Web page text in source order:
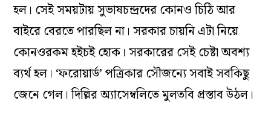
হল। সেই সময়টায় সুভাষচন্দ্রদের কোনও চিঠি আর
বাইরে বেরতে পারছিল না। সরকার চায়নি এটা নিয়ে
কোনওরকম হইচই হোক। সরকারের সেই চেষ্টা অবশ্য
ব্যর্থ হল। ‘ফরোয়ার্ড’ পত্রিকার সৌজন্যে সবাই সবকিছু
জেনে গেল। দিল্লির অ্যাসেম্বলিতে মুলতবি প্রস্তাব উঠল।